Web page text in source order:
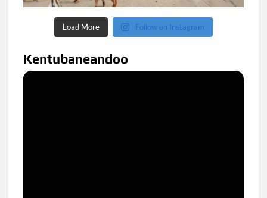
Load More Follow on Instagram
Kentubaneandoo